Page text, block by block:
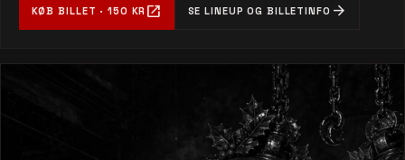
KØB BILLET · 150 KR open_in_new SE LINEUP OG BILLETINFO arrow_forward